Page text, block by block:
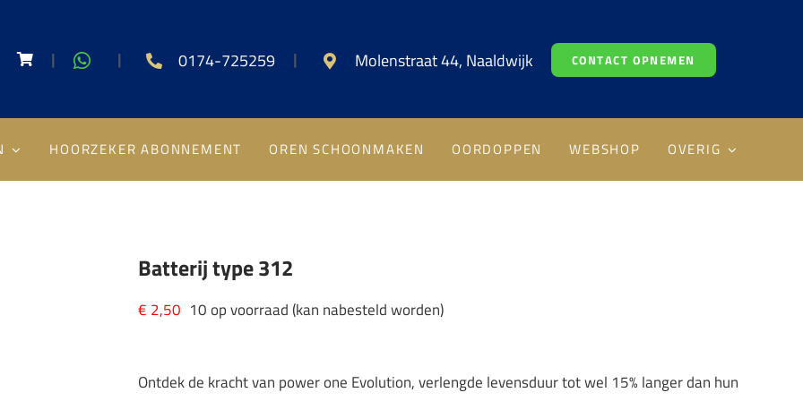
| | 0174-725259 | Molenstraat 44, Naaldwijk CONTACT OPNEMEN
HOORZEKER ABONNEMENT OREN SCHOONMAKEN OORDOPPEN WEBSHOP OVERIG
Batterij type 312
€ 2,50 10 op voorraad (kan nabesteld worden)
Ontdek de kracht van power one Evolution, verlengde levensduur tot wel 15% langer dan hun